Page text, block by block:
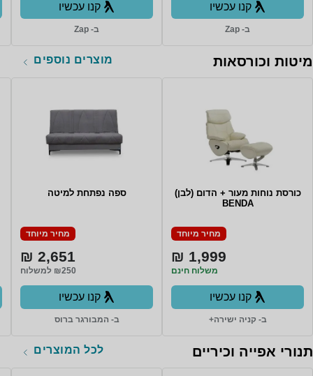
קנו עכשיו
ב- Zap
קנו עכשיו
ב- Zap
מיטות וכורסאות מוצרים נוספים
כורסת נוחות מעור + הדום (לבן)
BENDA
מחיר מיוחד
1,999 ₪
משלוח חינם
קנו עכשיו
ב- קניה ישירה+
ספה נפתחת למיטה
מחיר מיוחד
2,651 ₪
₪250 למשלוח
קנו עכשיו
ב- המבורגר ברוס
תנורי אפייה וכיריים לכל המוצרים